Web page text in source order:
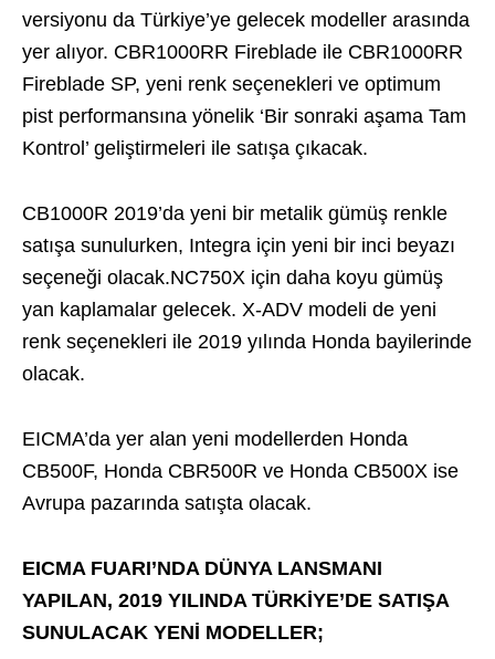
versiyonu da Türkiye’ye gelecek modeller arasında
yer alıyor. CBR1000RR Fireblade ile CBR1000RR
Fireblade SP, yeni renk seçenekleri ve optimum
pist performansına yönelik ‘Bir sonraki aşama Tam
Kontrol’ geliştirmeleri ile satışa çıkacak.
CB1000R 2019’da yeni bir metalik gümüş renkle
satışa sunulurken, Integra için yeni bir inci beyazı
seçeneği olacak.NC750X için daha koyu gümüş
yan kaplamalar gelecek. X-ADV modeli de yeni
renk seçenekleri ile 2019 yılında Honda bayilerinde
olacak.
EICMA’da yer alan yeni modellerden Honda
CB500F, Honda CBR500R ve Honda CB500X ise
Avrupa pazarında satışta olacak.
EICMA FUARI’NDA DÜNYA LANSMANI
YAPILAN, 2019 YILINDA TÜRKİYE’DE SATIŞA
SUNULACAK YENİ MODELLER;